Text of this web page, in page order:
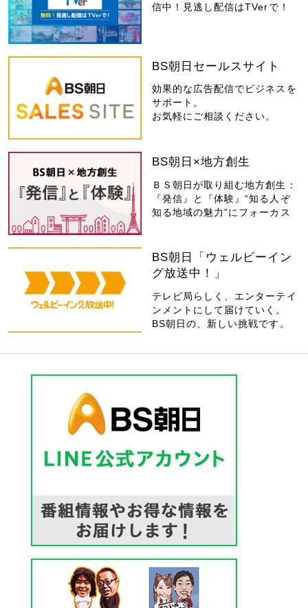
信中！見逃し配信はTVerで！
BS朝日セールスサイト
効果的な広告配信でビジネスを
サポート。
お気軽にご相談ください。
BS朝日×地方創生
ＢＳ朝日が取り組む地方創生：
『発信』と『体験』“知る人ぞ
知る地域の魅力”にフォーカス
BS朝日「ウェルビーイン
グ放送中！」
テレビ局らしく、エンターテイ
ンメントにして届けていく。
BS朝日の、新しい挑戦です。